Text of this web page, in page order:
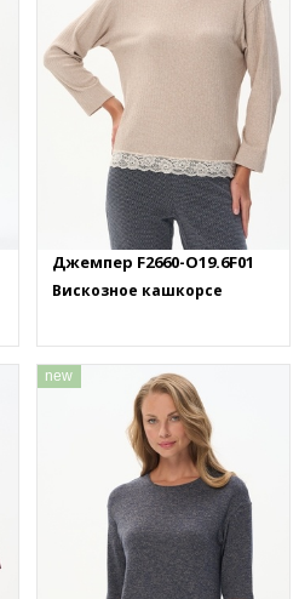
Джемпер F2660-O19.6F01
Вискозное кашкорсе
new